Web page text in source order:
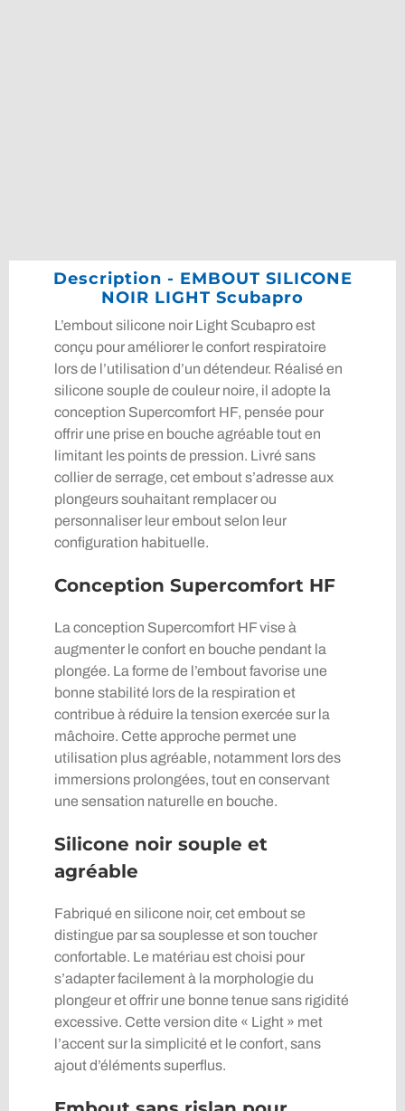
Description - EMBOUT SILICONE
NOIR LIGHT Scubapro
L’embout silicone noir Light Scubapro est
conçu pour améliorer le confort respiratoire
lors de l’utilisation d’un détendeur. Réalisé en
silicone souple de couleur noire, il adopte la
conception Supercomfort HF, pensée pour
offrir une prise en bouche agréable tout en
limitant les points de pression. Livré sans
collier de serrage, cet embout s’adresse aux
plongeurs souhaitant remplacer ou
personnaliser leur embout selon leur
configuration habituelle.
Conception Supercomfort HF
La conception Supercomfort HF vise à
augmenter le confort en bouche pendant la
plongée. La forme de l’embout favorise une
bonne stabilité lors de la respiration et
contribue à réduire la tension exercée sur la
mâchoire. Cette approche permet une
utilisation plus agréable, notamment lors des
immersions prolongées, tout en conservant
une sensation naturelle en bouche.
Silicone noir souple et
agréable
Fabriqué en silicone noir, cet embout se
distingue par sa souplesse et son toucher
confortable. Le matériau est choisi pour
s’adapter facilement à la morphologie du
plongeur et offrir une bonne tenue sans rigidité
excessive. Cette version dite « Light » met
l’accent sur la simplicité et le confort, sans
ajout d’éléments superflus.